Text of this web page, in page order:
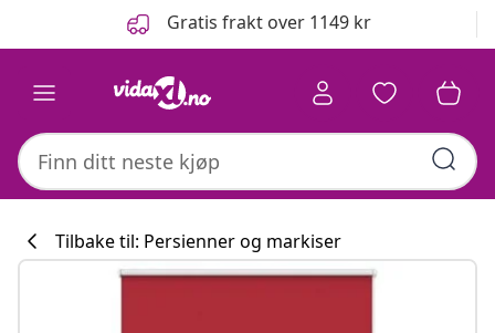
Gratis frakt over 1149 kr
Tilbake til: Persienner og markiser